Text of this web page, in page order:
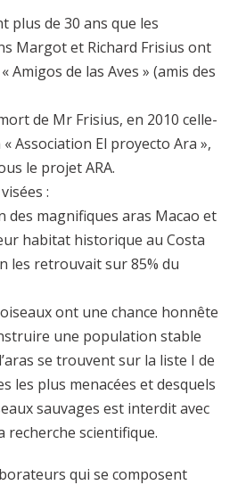
plus de 30 ans que les
Margot et Richard Frisius ont
Amigos de las Aves » (amis des
de Mr Frisius, en 2010 celle-
Association El proyecto Ara »,
le projet ARA.
:
des magnifiques aras Macao et
habitat historique au Costa
les retrouvait sur 85% du
ont une chance honnête
une population stable
se trouvent sur la liste I de
les plus menacées et desquels
sauvages est interdit avec
recherche scientifique.
qui se composent